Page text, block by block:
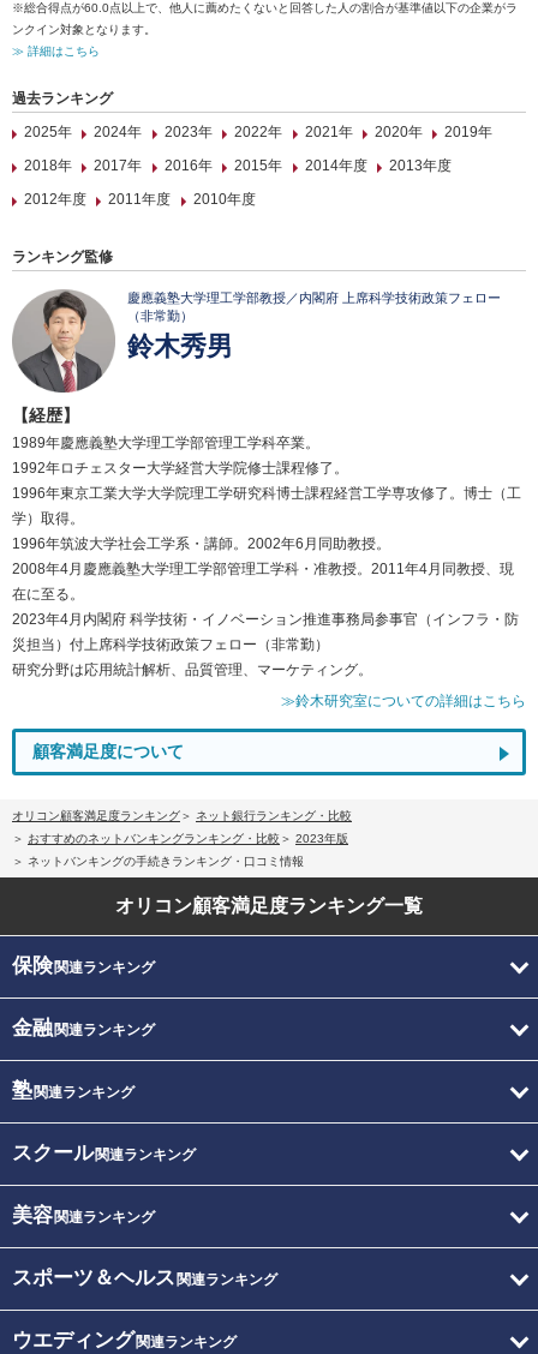
※総合得点が60.0点以上で、他人に薦めたくないと回答した人の割合が基準値以下の企業がラ
ンクイン対象となります。
≫ 詳細はこちら
過去ランキング
2025年
2024年 2023年 2022年 2021年 2020年
2019年
2018年
2017年 2016年 2015年 2014年度
2013年度
2012年度
2011年度 2010年度
ランキング監修
慶應義塾大学理工学部教授／内閣府 上席科学技術政策フェロー
（非常勤）
鈴木秀男
【経歴】
1989年慶應義塾大学理工学部管理工学科卒業。
1992年ロチェスター大学経営大学院修士課程修了。
1996年東京工業大学大学院理工学研究科博士課程経営工学専攻修了。博士（工
学）取得。
1996年筑波大学社会工学系・講師。2002年6月同助教授。
2008年4月慶應義塾大学理工学部管理工学科・准教授。2011年4月同教授、現
在に至る。
2023年4月内閣府 科学技術・イノベーション推進事務局参事官（インフラ・防
災担当）付上席科学技術政策フェロー（非常勤）
研究分野は応用統計解析、品質管理、マーケティング。
≫鈴木研究室についての詳細はこちら
顧客満足度について
オリコン顧客満足度ランキング
ネット銀行ランキング・比較
おすすめのネットバンキングランキング・比較
2023年版
ネットバンキングの手続きランキング・口コミ情報
オリコン顧客満足度ランキング一覧
保険関連ランキング
金融関連ランキング
塾関連ランキング
スクール関連ランキング
美容関連ランキング
スポーツ＆ヘルス 関連ランキング
ウエディング関連ランキング